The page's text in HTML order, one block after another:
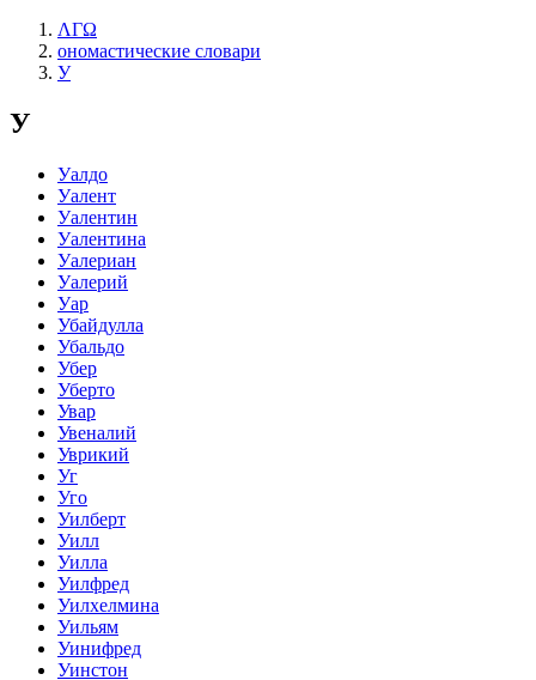
ΛΓΩ
ономастические словари
У
У
Уалдо
Уалент
Уалентин
Уалентина
Уалериан
Уалерий
Уар
Убайдулла
Убальдо
Убер
Уберто
Увар
Увеналий
Уврикий
Уг
Уго
Уилберт
Уилл
Уилла
Уилфред
Уилхелмина
Уильям
Уинифред
Уинстон